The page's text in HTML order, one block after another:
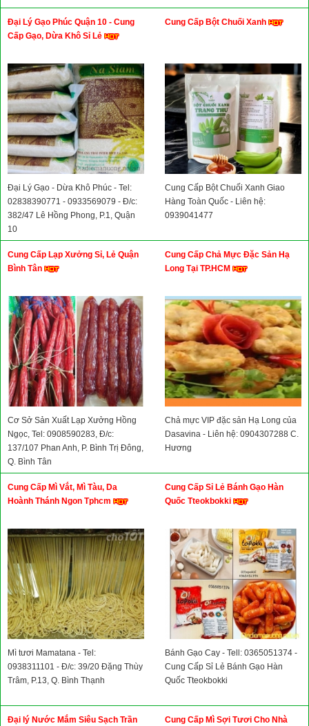
Đại Lý Gạo Phúc Quận 10 - Cung
Cấp Gạo, Dừa Khô Sỉ Lẻ
Đại Lý Gạo - Dừa Khô Phúc - Tel:
02838390771 - 0933569079 - Đ/c:
382/47 Lê Hồng Phong, P.1, Quận
10
Cung Cấp Bột Chuối Xanh
Cung Cấp Bột Chuối Xanh Giao
Hàng Toàn Quốc - Liên hệ:
0939041477
Cung Cấp Lạp Xưởng Sỉ, Lẻ Quận
Bình Tân
Cơ Sở Sản Xuất Lạp Xưởng Hồng
Ngọc, Tel: 0908590283, Đ/c:
137/107 Phan Anh, P. Bình Trị Đông,
Q. Bình Tân
Cung Cấp Chả Mực Đặc Sản Hạ
Long Tại TP.HCM
Chả mực VIP đặc sản Hạ Long của
Dasavina - Liên hệ: 0904307288 C.
Hương
Cung Cấp Mì Vắt, Mì Tàu, Da
Hoành Thánh Ngon Tphcm
Mì tươi Mamatana - Tel:
0938311101 - Đ/c: 39/20 Đặng Thùy
Trâm, P.13, Q. Bình Thạnh
Cung Cấp Sỉ Lẻ Bánh Gạo Hàn
Quốc Tteokbokki
Bánh Gạo Cay - Tell: 0365051374 -
Cung Cấp Sỉ Lẻ Bánh Gạo Hàn
Quốc Tteokbokki
Đại lý Nước Mắm Siêu Sạch Trần
Cung Cấp Mì Sợi Tươi Cho Nhà